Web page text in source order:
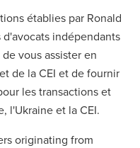
établies par Ronald
indépendants
vous assister en
de la CEI et de fournir
les transactions et
l'Ukraine et la CEI.
originating from